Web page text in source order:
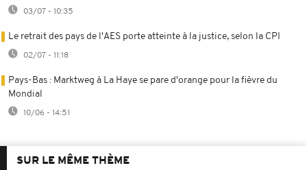
03/07 - 10:35
Le retrait des pays de l'AES porte atteinte à la justice, selon la CPI
02/07 - 11:18
Pays-Bas : Marktweg à La Haye se pare d'orange pour la fièvre du
Mondial
10/06 - 14:51
SUR LE MÊME THÈME